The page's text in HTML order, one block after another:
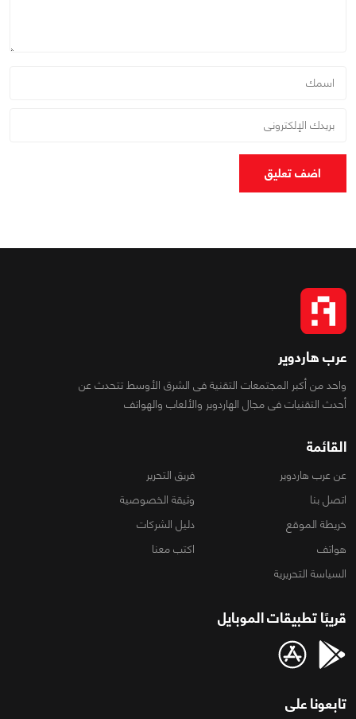
اضف تعليق
عرب هاردوير
واحد من أكبر المجتمعات التقنية فى الشرق الأوسط تتحدث عن
أحدث التقنيات فى مجال الهاردوير والألعاب والهواتف
القائمة
عن عرب هاردوير
فريق التحرير
اتصل بنا
وثيقة الخصوصية
خريطة الموقع
دليل الشركات
هواتف
اكتب معنا
السياسة التحريرية
قريبًا تطبيقات الموبايل
تابعونا على